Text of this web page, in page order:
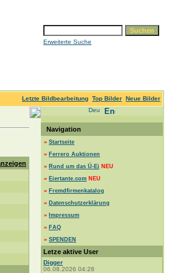
Erweiterte Suche
Letzte Bildbearbeitung Top Bilder Neue Bilder
Navigation
» Startseite
» Ferrero Auktionen
» Rund um das Ü-Ei NEU
» Eiertante.com NEU
» Fremdfirmenkatalog
» Datenschutzerklärung
» Impressum
» FAQ
» SPENDEN
Letze aktive User
Digger
06.08.2026 04:28